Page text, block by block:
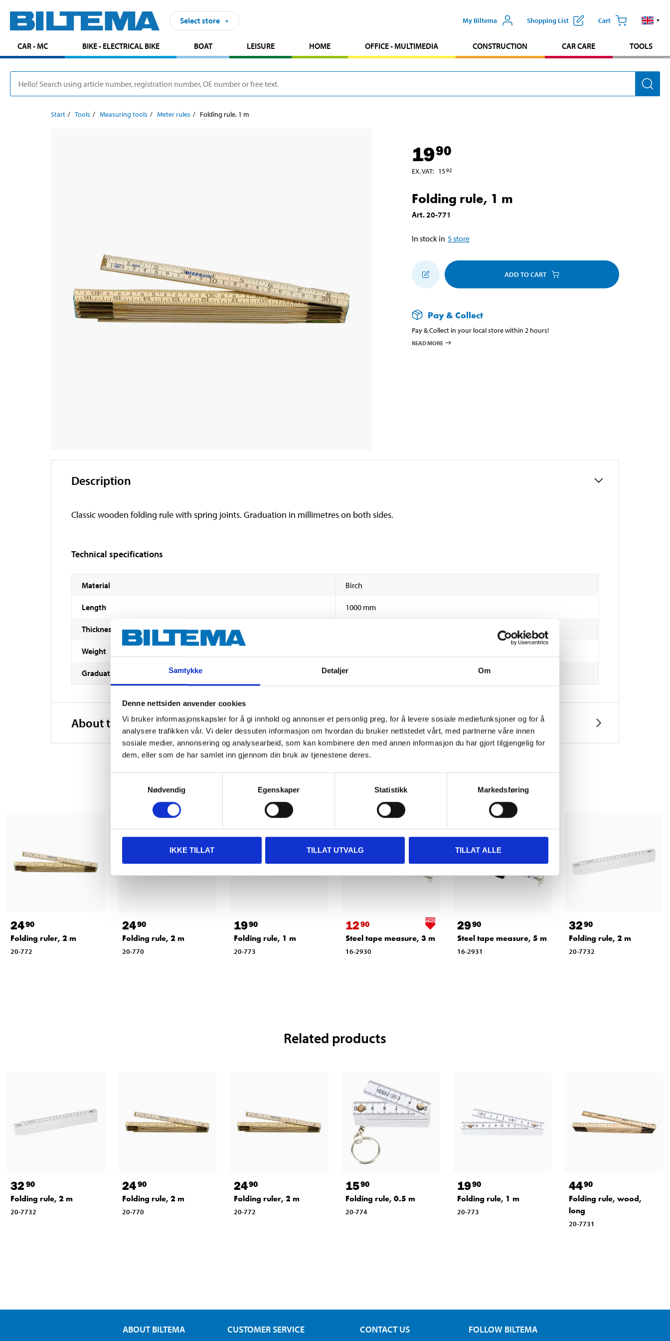
Samtykke Detaljer Om
Denne nettsiden anvender cookies
Vi bruker informasjonskapsler for å gi innhold og annonser et personlig preg, for å levere sosiale mediefunksjoner og for å
analysere trafikken vår. Vi deler dessuten informasjon om hvordan du bruker nettstedet vårt, med partnerne våre innen
sosiale medier, annonsering og analysearbeid, som kan kombinere den med annen informasjon du har gjort tilgjengelig for
dem, eller som de har samlet inn gjennom din bruk av tjenestene deres.
Nødvendig
Egenskaper Statistikk Markedsføring
IKKE TILLAT TILLAT UTVALG TILLAT ALLE
Select store My Biltema Shopping List Cart
CAR - MC BIKE - ELECTRICAL BIKE BOAT LEISURE HOME OFFICE - MULTIMEDIA CONSTRUCTION CAR CARE TOOLS
Start Tools Measuring tools Meter rules Folding rule, 1 m
1990
EX. VAT: 1592
Folding rule, 1 m
Art.20-771
In stock in 5store
ADD TO CART
Pay & Collect
Pay & Collect in your local store within 2 hours!
READ MORE
Description
Classic wooden folding rule with spring joints. Graduation in millimetres on both sides.
Technical specifications
Material Birch
Length 1000 mm
Thickness
Weight
Graduation mm
About the manufacturer
Other customers also bought
2490
Folding ruler, 2 m
20-772
2490
Folding rule, 2 m
20-770
1990
Folding rule, 1 m
20-773
1290
Steel tape measure, 3 m
16-2930
2990
Steel tape measure, 5 m
16-2931
3290
Folding rule, 2 m
20-7732
Related products
32 90
Folding rule, 2 m
20-7732
2490
Folding rule, 2 m
20-770
2490
Folding ruler, 2 m
20-772
1590
Folding rule, 0.5 m
20-774
1990
Folding rule, 1 m
20-773
4490
Folding rule, wood,
long
20-7731
ABOUT BILTEMA CUSTOMER SERVICE CONTACT US FOLLOW BILTEMA